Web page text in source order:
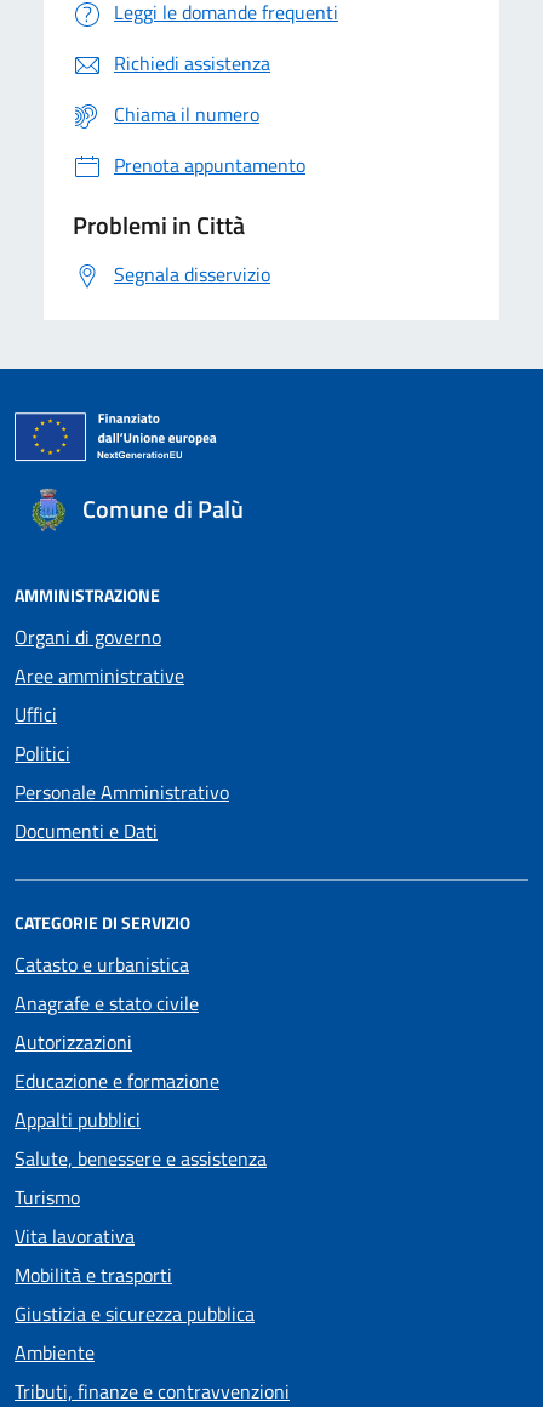
Leggi le domande frequenti
Richiedi assistenza
Chiama il numero
Prenota appuntamento
Problemi in Città
Segnala disservizio
Comune di Palù
AMMINISTRAZIONE
Organi di governo
Aree amministrative
Uffici
Politici
Personale Amministrativo
Documenti e Dati
CATEGORIE DI SERVIZIO
Catasto e urbanistica
Anagrafe e stato civile
Autorizzazioni
Educazione e formazione
Appalti pubblici
Salute, benessere e assistenza
Turismo
Vita lavorativa
Mobilità e trasporti
Giustizia e sicurezza pubblica
Ambiente
Tributi, finanze e contravvenzioni